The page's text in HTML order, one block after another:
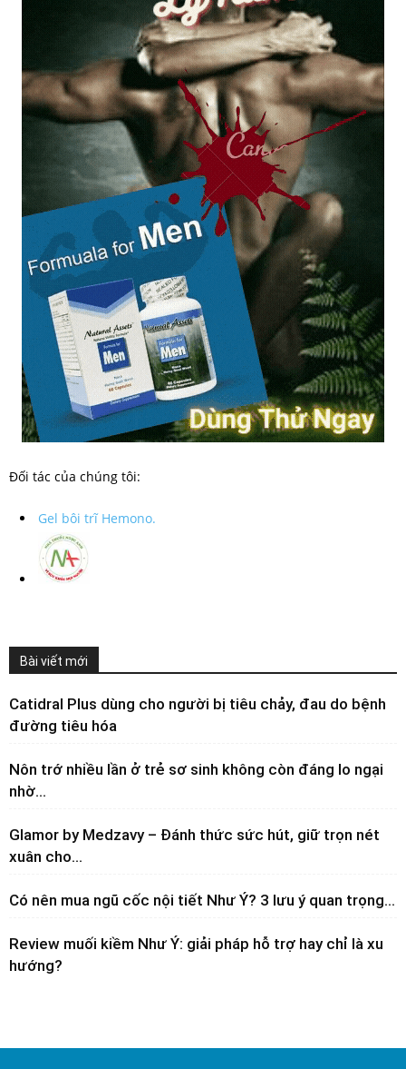
Đối tác của chúng tôi:
Gel bôi trĩ Hemono.
Bài viết mới
Catidral Plus dùng cho người bị tiêu chảy, đau do bệnh
đường tiêu hóa
Nôn trớ nhiều lần ở trẻ sơ sinh không còn đáng lo ngại
nhờ...
Glamor by Medzavy – Đánh thức sức hút, giữ trọn nét
xuân cho...
Có nên mua ngũ cốc nội tiết Như Ý? 3 lưu ý quan trọng...
Review muối kiềm Như Ý: giải pháp hỗ trợ hay chỉ là xu
hướng?